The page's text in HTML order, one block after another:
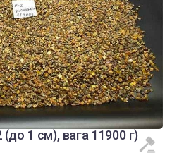
1 см), вага 11900 г)